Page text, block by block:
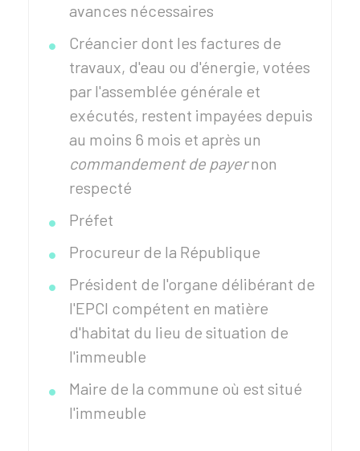
avances nécessaires
Créancier dont les factures de
travaux, d'eau ou d'énergie, votées
par l'assemblée générale et
exécutés, restent impayées depuis
au moins 6 mois et après un
commandement de payernon
respecté
Préfet
Procureur de la République
Président de l'organe délibérant de
l'EPCI compétent en matière
d'habitat du lieu de situation de
l'immeuble
Maire de la commune où est situé
l'immeuble